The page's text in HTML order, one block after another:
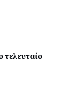
τελευταίο